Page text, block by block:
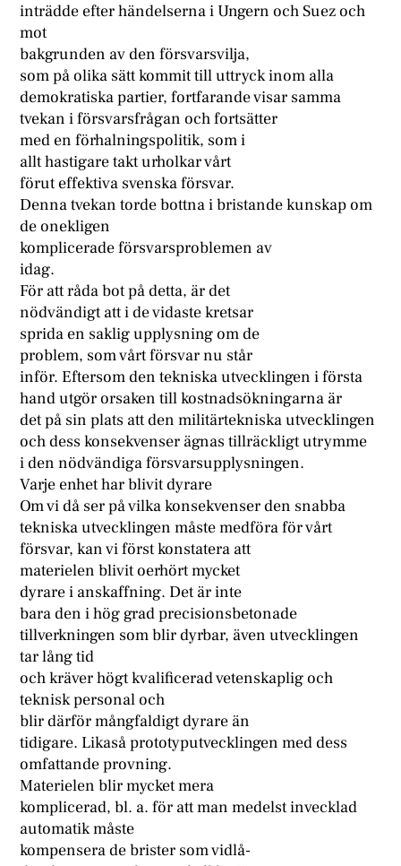
inträdde efter händelserna i Ungern och Suez och
mot
bakgrunden av den försvarsvilja,
som på olika sätt kommit till uttryck inom alla
demokratiska partier, fortfarande visar samma
tvekan i försvarsfrågan och fortsätter
med en förhalningspolitik, som i
allt hastigare takt urholkar vårt
förut effektiva svenska försvar.
Denna tvekan torde bottna i bristande kunskap om
de onekligen
komplicerade försvarsproblemen av
idag.
För att råda bot på detta, är det
nödvändigt att i de vidaste kretsar
sprida en saklig upplysning om de
problem, som vårt försvar nu står
inför. Eftersom den tekniska utvecklingen i första
hand utgör orsaken till kostnadsökningarna är
det på sin plats att den militärtekniska utvecklingen
och dess konsekvenser ägnas tillräckligt utrymme
i den nödvändiga försvarsupplysningen.
Varje enhet har blivit dyrare
Om vi då ser på vilka konsekvenser den snabba
tekniska utvecklingen måste medföra för vårt
försvar, kan vi först konstatera att
materielen blivit oerhört mycket
dyrare i anskaffning. Det är inte
bara den i hög grad precisionsbetonade
tillverkningen som blir dyrbar, även utvecklingen
tar lång tid
och kräver högt kvalificerad vetenskaplig och
teknisk personal och
blir därför mångfaldigt dyrare än
tidigare. Likaså prototyputvecklingen med dess
omfattande provning.
Materielen blir mycket mera
komplicerad, bl. a. för att man medelst invecklad
automatik måste
kompensera de brister som vidlå-